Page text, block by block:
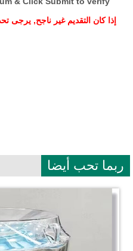
إذا كان التقديم غير ناجح, يرجى
تحب أيضا